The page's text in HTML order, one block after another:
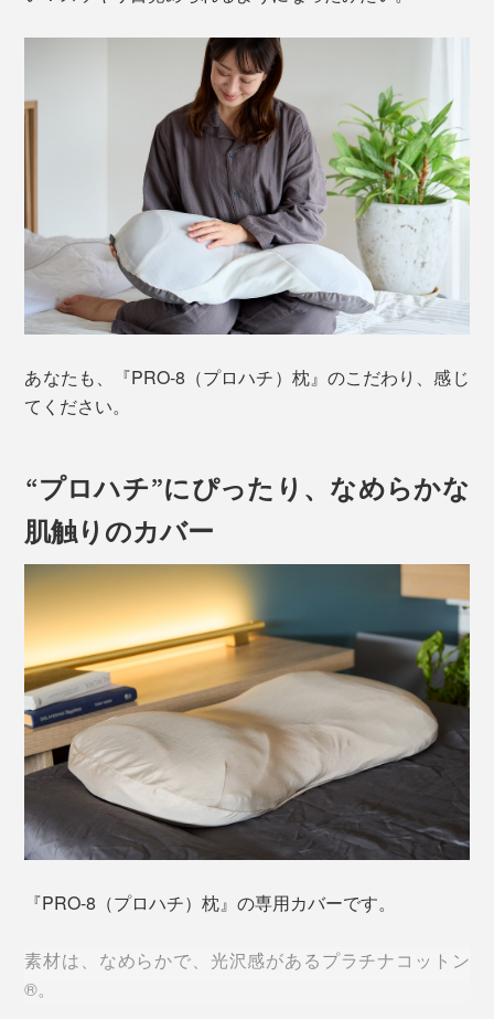
あなたも、『PRO-8（プロハチ）枕』のこだわり、感じ
てください。
“プロハチ”にぴったり、なめらかな
肌触りのカバー
『PRO-8（プロハチ）枕』の専用カバーです。
素材は、なめらかで、光沢感があるプラチナコットン
®。